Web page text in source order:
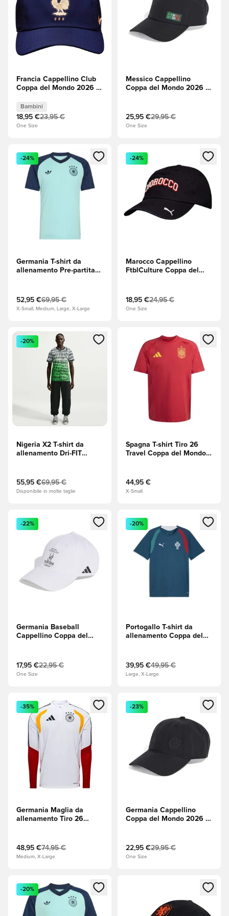
Francia Cappellino Club
Coppa del Mondo 2026 -
nero)/Rame metallizzato
Bambini
Bambini
18,95 €23,95 €
One Size
Messico Cappellino
Coppa del Mondo 2026 -
25,95 €29,95 €
One Size
Apre una finestra modale per accedere o registrarsi come
-24%
Germania T-shirt da
allenamento Pre-partita
52,95 €69,95 €
X-Small, Medium, Large, X-Large
Apre una finestra modale
-24%
Marocco Cappellino
FtblCulture Coppa del
Red
18,95 €24,95 €
One Size
Apre una finestra modale per accedere o registrarsi come
-20%
Nigeria X2 T-shirt da
allenamento Dri-FIT
55,95 €69,95 €
Disponibile in molte taglie
Apre una finestra modale
Spagna T-shirt Tiro 26
Travel Coppa del Mondo
44,95 €
X-Small
Apre una finestra modale per accedere o registrarsi come
-22%
Germania Baseball
Cappellino Coppa del
17,95 €22,95 €
One Size
Apre una finestra modale
-20%
Portogallo T-shirt da
allenamento Coppa del
39,95 €49,95 €
Large, X-Large
Apre una finestra modale per accedere o registrarsi come
-35%
Germania Maglia da
allenamento Tiro 26
48,95 €74,95 €
Medium, X-Large
Apre una finestra modale
-23%
Germania Cappellino
Coppa del Mondo 2026 -
22,95 €29,95 €
One Size
Apre una finestra modale per accedere o registrarsi come
-20%
Apre una finestra modale